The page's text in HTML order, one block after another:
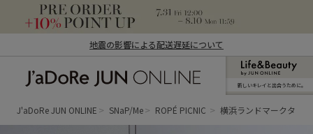
地震の影響による配送遅延について
ン オンライン）
新しいキレイと出合うために。
J'aDoRe JUN ONLINE SNaP/Me ROPÉ PICNIC 横浜ランドマークタワ